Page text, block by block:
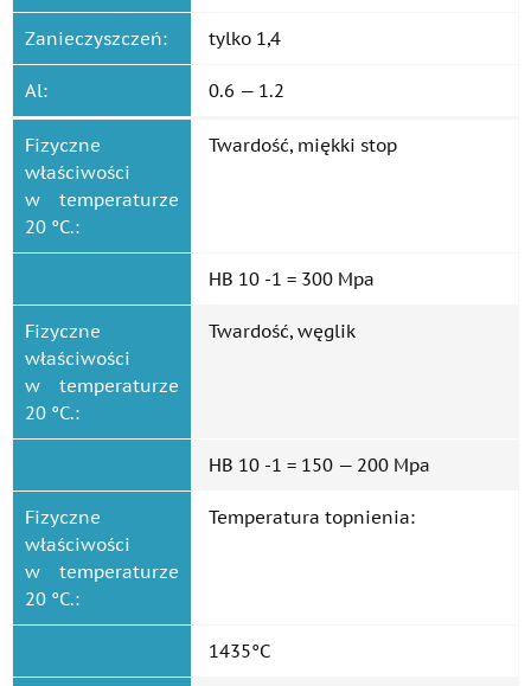
Zanieczyszczeń: tylko 1,4
Al: 0.6 — 1.2
Fizyczne
właściwości
w temperaturze
20 °C.:
Twardość, miękki stop
HB 10 -1 = 300 Mpa
Fizyczne
właściwości
w temperaturze
20 °C.:
Twardość, węglik
HB 10 -1 = 150 — 200 Mpa
Fizyczne
właściwości
w temperaturze
20 °C.:
Temperatura topnienia:
1435°C